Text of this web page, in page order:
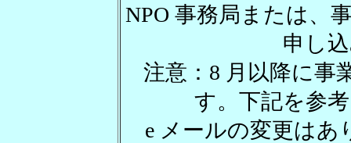
NPO 事務局または、
申し
注意：8 月以降に事
す。下記を参
e メールの変更はあ